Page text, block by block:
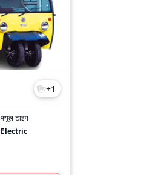
+1
फ्यूल टाइप
Electric